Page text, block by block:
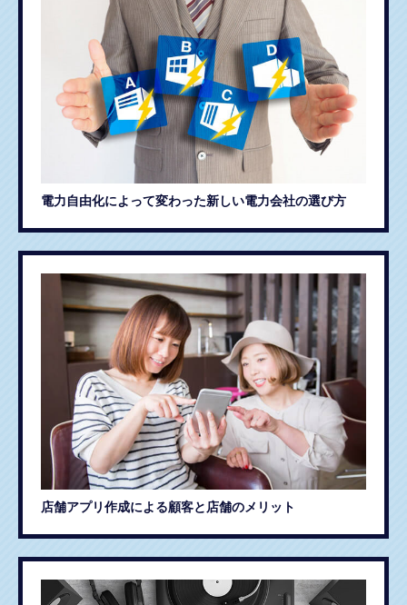
電力自由化によって変わった新しい電力会社の選び方
店舗アプリ作成による顧客と店舗のメリット